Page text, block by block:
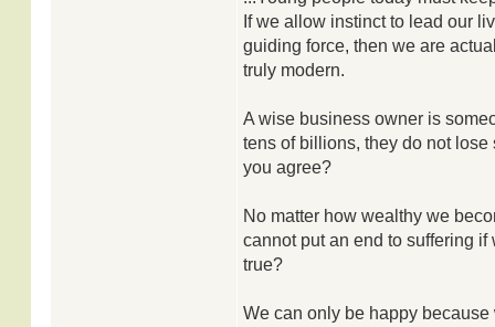
If we allow instinct to lead our
guiding force, then we are
truly modern.
A wise business owner is
tens of billions, they do not
you agree?
No matter how wealthy we
cannot put an end to suffering
true?
We can only be happy